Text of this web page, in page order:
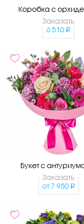
Коробка с
Заказать
6 510
Букет с
Заказать
от 7 950